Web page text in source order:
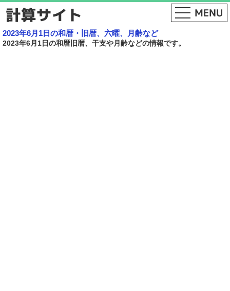
2023年6月1日の和暦・旧暦、六曜、月齢など
2023年6月1日の和暦旧暦、干支や月齢などの情報です。